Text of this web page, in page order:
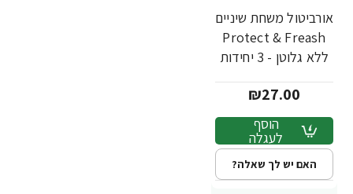
אורביטול משחת שיניים
Protect & Freash
ללא גלוטן - 3 יחידות
₪27.00
הוסף
לעגלה
האם יש לך שאלה?